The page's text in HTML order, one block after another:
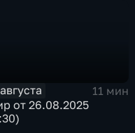
11 мин
от 26.08.2025